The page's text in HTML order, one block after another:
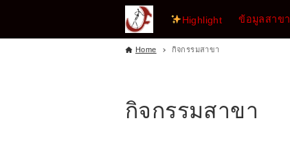
Highlight ข้อมูลสาขา
Home กิจกรรมสาขา
กิจกรรมสาขา